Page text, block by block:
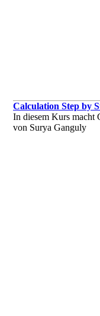
Calculation Step by
In diesem Kurs macht
von Surya Ganguly